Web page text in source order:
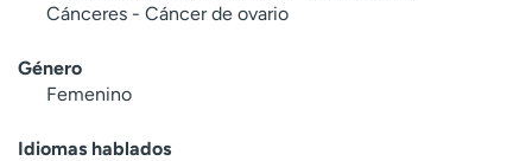
Cánceres - Cáncer de ovario
Género
Femenino
Idiomas hablados